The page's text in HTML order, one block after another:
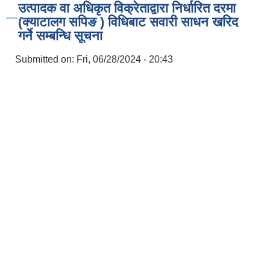
उत्पादक वा अधिकृत विक्रेताद्वारा निर्धारित दरमा
(क्याटालग सपिङ ) विधिबाट सवारी साधन खरिद
गर्ने सम्बन्धि सूचना
Submitted on: Fri, 06/28/2024 - 20:43